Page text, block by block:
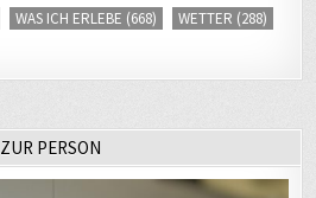
WAS ICH ERLEBE (668) WETTER (288)
ZUR PERSON